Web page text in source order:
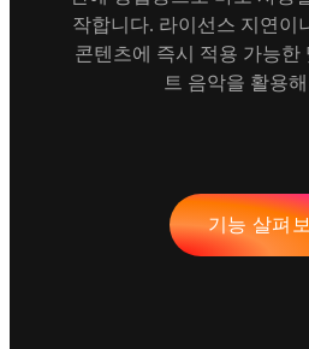
작합니다. 라이선스 지연이
콘텐츠에 즉시 적용 가능한
트 음악을 활용
기능 살펴